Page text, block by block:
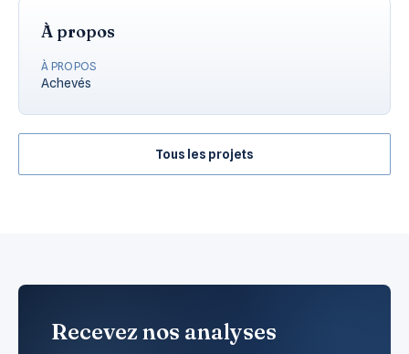
À propos
À PROPOS
Achevés
Tous les projets
Recevez nos analyses